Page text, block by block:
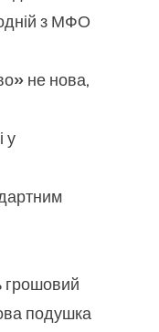
з МФО
не нова,
у
грошовий
подушка